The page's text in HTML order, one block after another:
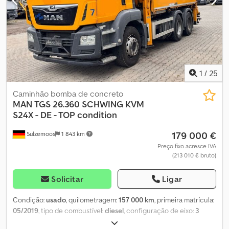
Rmowok Oferecemos apoio na exportação, incluindo certificado
original para homologação no país de destino, declaração do
fornecedor, elaboração dos documentos de exportação e
obtenção de matrícula provisória, caso necessário. -Uma visita e
um test drive podem ser agendados a qualquer momento,
inclusive aos fins de semana, mediante contacto telefónico!
Avaliação de veículo usado e transporte do veículo mediante
solicitação. Visite a nossa página no Facebook.
1 / 25
Sulzemoos 1 843 km
Caminhão bomba de concreto
MAN TGS 26.360 SCHWING KVM
S24X - DE - TOP condition
179 000 €
Preço fixo acresce IVA
(213 010 € bruto)
Solicitar Ligar
Condição:usado, quilometragem:157 000 km, primeira matrícula:
05/2019, tipo de combustível:diesel, configuração de eixo: 3
05/2026